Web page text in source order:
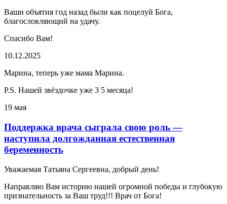
Ваши объятия год назад были как поцелуй Бога,
благословляющий на удачу.
Спасибо Вам!
10.12.2025
Марина, теперь уже мама Марина.
P.S. Нашей звёздочке уже 3 5 месяца!
19 мая
Поддержка врача сыграла свою роль —
наступила долгожданная естественная
беременность
Уважаемая Татьяна Сергеевна, добрый день!
Направляю Вам историю нашей огромной победы и глубокую
признательность за Ваш труд!!! Врач от Бога!